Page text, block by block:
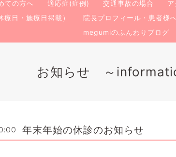
ての方へ 適応症(症例) 交通事故の場合 ア
日・施療日掲載） 院長プロフィール・患者様
megumiのふんわりブログ
お知らせ ～
年末年始の休診のお知らせ